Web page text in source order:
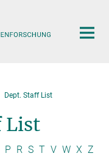
Dept. Staff List
List
P R S T V W X Z